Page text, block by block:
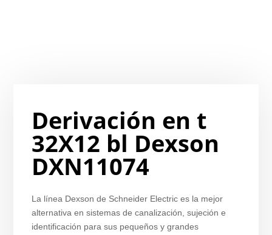
Derivación en t
32X12 bl Dexson
DXN11074
La línea Dexson de Schneider Electric es la mejor
alternativa en sistemas de canalización, sujeción e
identificación para sus pequeños y grandes